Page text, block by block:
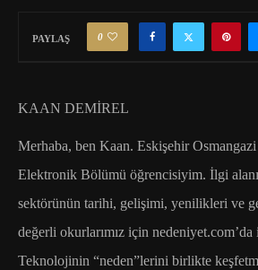
PAYLAŞ 0
KAAN DEMİREL
Merhaba, ben Kaan. Eskişehir
Elektronik Bölümü öğrencisiyim. İlgi
sektörünün tarihi, gelişimi, yenilikleri ve
değerli okurlarımız için
Teknolojinin “neden”lerini birlikte